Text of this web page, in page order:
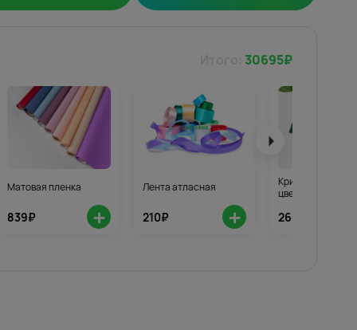
30695₽
Матовая пленка
839₽ +
Лента атласная
210₽ +
Кризал для
цветов 3шт.
268₽